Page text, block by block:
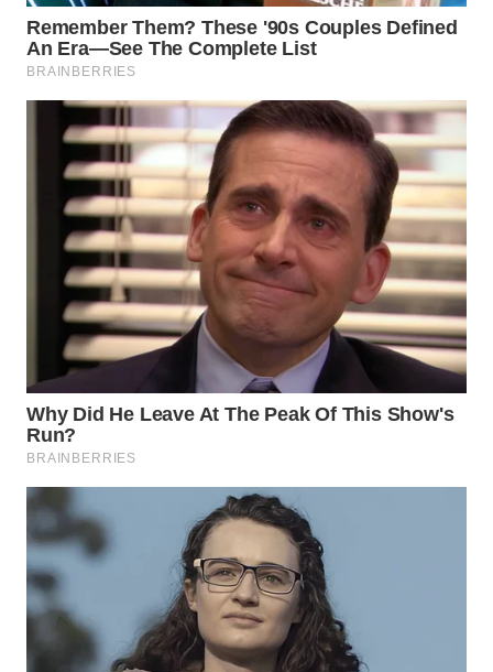
TANI
WAHANA
WAHANA
INFRASTRUKTUR
WAHANA
KONSUMEN
WAHANA
LISTRIK
WAHANA
TRAVEL
WAHANANEWS
WAHANANEWS
CO ID